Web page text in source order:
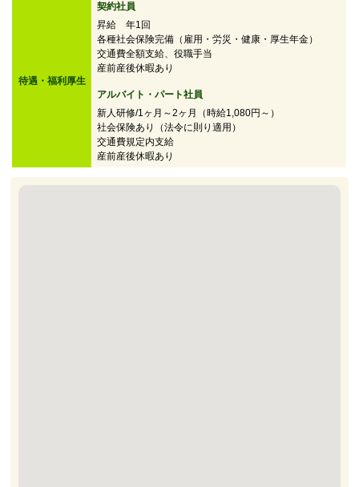
待遇・福利厚生
契約社員
昇給 年1回
各種社会保険完備（雇用・労災・健康・厚生年金）
交通費全額支給、役職手当
産前産後休暇あり
アルバイト・パート社員
新人研修/1ヶ月～2ヶ月（時給1,080円～）
社会保険あり（法令に則り適用）
交通費規定内支給
産前産後休暇あり